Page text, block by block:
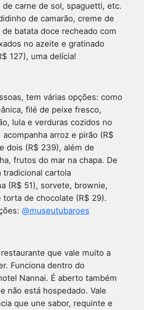
de carne de sol, spaguetti, etc.
de camarão, creme de
de batata doce recheado com
no azeite e gratinado
127), uma delícia!
tem várias opções: como
filé de peixe fresco,
lula e verduras cozidos no
arroz e pirão (R$
dois (R$ 239), além de
frutos do mar na chapa. De
tradicional cartola
(R$ 51), sorvete, brownie,
torta de chocolate (R$ 29).
@museutubaroes
que vale muito a
Funciona dentro do
Nannai. É aberto também
não está hospedado. Vale
que une sabor, requinte e